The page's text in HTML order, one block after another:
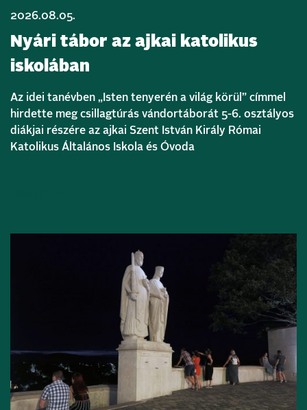
2026.08.05.
Nyári tábor az ajkai katolikus
iskolában
Az idei tanévben „Isten tenyerén a világ körül” címmel
hirdette meg csillagtúrás vándortáborát 5-6. osztályos
diákjai részére az ajkai Szent István Király Római
Katolikus Általános Iskola és Óvoda